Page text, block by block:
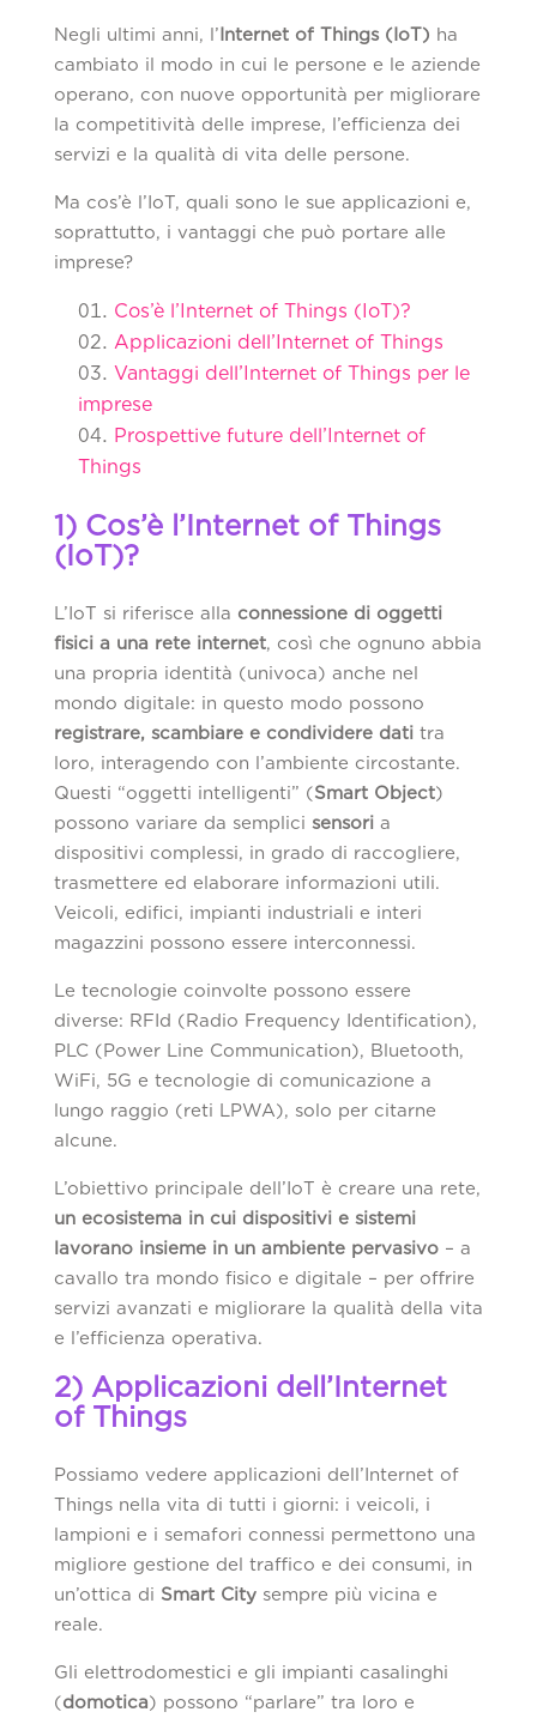
Negli ultimi anni, l’Internet of Things (IoT) ha
cambiato il modo in cui le persone e le aziende
operano, con nuove opportunità per migliorare
la competitività delle imprese, l’efficienza dei
servizi e la qualità di vita delle persone.
Ma cos’è l’IoT, quali sono le sue applicazioni e,
soprattutto, i vantaggi che può portare alle
imprese?
Cos’è l’Internet of Things (IoT)?
Applicazioni dell’Internet of Things
Vantaggi dell’Internet of Things per le
imprese
Prospettive future dell’Internet of
Things
1) Cos’è l’Internet of Things
(IoT)?
L’IoT si riferisce alla connessione di oggetti
fisici a una rete internet, così che ognuno abbia
una propria identità (univoca) anche nel
mondo digitale: in questo modo possono
registrare, scambiare e condividere datitra
loro, interagendo con l’ambiente circostante.
Questi “oggetti intelligenti” (Smart Object)
possono variare da semplici sensoria
dispositivi complessi, in grado di raccogliere,
trasmettere ed elaborare informazioni utili.
Veicoli, edifici, impianti industriali e interi
magazzini possono essere interconnessi.
Le tecnologie coinvolte possono essere
diverse: RFId (Radio Frequency Identification),
PLC (Power Line Communication), Bluetooth,
WiFi, 5G e tecnologie di comunicazione a
lungo raggio (reti LPWA), solo per citarne
alcune.
L’obiettivo principale dell’IoT è creare una rete,
un ecosistema in cui dispositivi e sistemi
lavorano insieme in un ambiente pervasivo– a
cavallo tra mondo fisico e digitale – per offrire
servizi avanzati e migliorare la qualità della vita
e l’efficienza operativa.
2) Applicazioni dell’Internet
of Things
Possiamo vedere applicazioni dell’Internet of
Things nella vita di tutti i giorni: i veicoli, i
lampioni e i semafori connessi permettono una
migliore gestione del traffico e dei consumi, in
un’ottica di Smart Citysempre più vicina e
reale.
Gli elettrodomestici e gli impianti casalinghi
(domotica) possono “parlare” tra loro e